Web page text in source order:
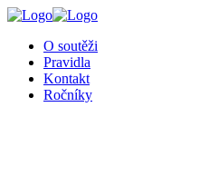
O soutěži
Pravidla
Kontakt
Ročníky